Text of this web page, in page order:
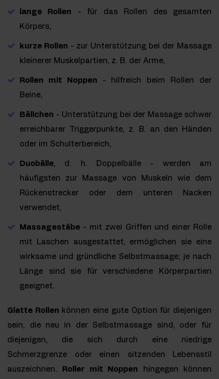
lange Rollen - für das Rollen des gesamten
Körpers,
kurze Rollen - zur Unterstützung bei der Massage
kleinerer Muskelpartien, z. B. der Arme,
Rollen mit Noppen - hilfreich beim Rollen der
Beine,
Bällchen - Unterstützung bei der Massage schwer
erreichbarer Triggerpunkte, z. B. an den Händen
oder im Schulterbereich,
Duobälle, d. h. Doppelbälle - werden am
häufigsten zur Massage von Muskeln wie dem
Rückenstrecker oder dem unteren Nacken
verwendet,
Massagestäbe - mit zwei Griffen und einer Rolle
mit Laschen ausgestattet, ermöglichen sie eine
wirksame und gründliche Selbstmassage; je nach
Länge sind sie für verschiedene Körperpartien
geeignet.
Glatte Rollen können eine gute Option für diejenigen
sein, die neu in der Selbstmassage sind, oder für
diejenigen, die sich durch eine niedrige
Schmerzgrenze oder einen sitzenden Lebensstil
auszeichnen.
Roller mit Noppen hingegen können